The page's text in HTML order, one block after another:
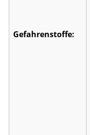
Gefahrenstoffe: